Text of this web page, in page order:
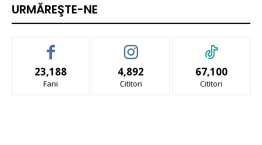
URMĂREŞTE-NE
23,188
Fani
4,892
Cititori
67,100
Cititori